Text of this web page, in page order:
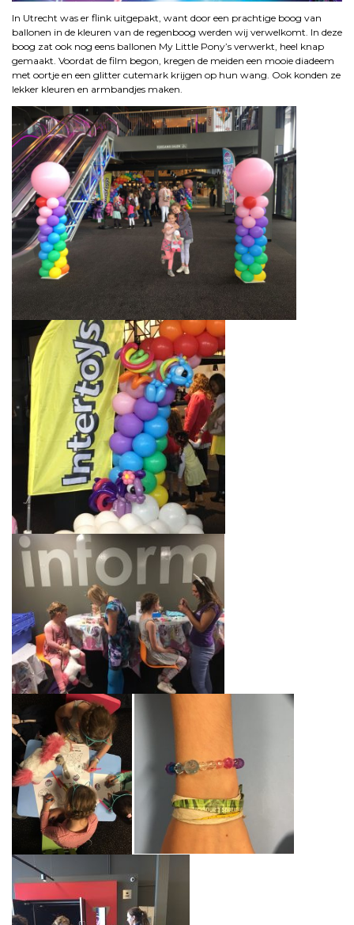
In Utrecht was er flink uitgepakt, want door een prachtige boog van
ballonen in de kleuren van de regenboog werden wij verwelkomt. In deze
boog zat ook nog eens ballonen My Little Pony’s verwerkt, heel knap
gemaakt. Voordat de film begon, kregen de meiden een mooie diadeem
met oortje en een glitter cutemark krijgen op hun wang. Ook konden ze
lekker kleuren en armbandjes maken.